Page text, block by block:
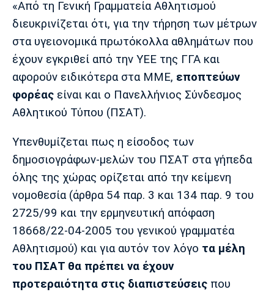
Λίβερπουλ
Μάντσεστερ
Γιουβέντους
Μπορούσια
Ντόρτμουντ
Παρί Σεν
Ζερμέν
Μαρσέιγ
Ερυθρός
Αστέρας
«Από τη Γενική Γραμματεία Αθλητισμού
διευκρινίζεται ότι, για την τήρηση των μέτρων
στα υγειονομικά πρωτόκολλα αθλημάτων που
έχουν εγκριθεί από την ΥΕΕ της ΓΓΑ και
αφορούν ειδικότερα στα ΜΜΕ, εποπτεύων
φορέας είναι και ο Πανελλήνιος Σύνδεσμος
Αθλητικού Τύπου (ΠΣΑΤ).
Υπενθυμίζεται πως η είσοδος των
δημοσιογράφων-μελών του ΠΣΑΤ στα γήπεδα
όλης της χώρας ορίζεται από την κείμενη
νομοθεσία (άρθρα 54 παρ. 3 και 134 παρ. 9 του
2725/99 και την ερμηνευτική απόφαση
18668/22-04-2005 του γενικού γραμματέα
Αθλητισμού) και για αυτόν τον λόγο τα μέλη
του ΠΣΑΤ θα πρέπει να έχουν
προτεραιότητα στις διαπιστεύσεις που